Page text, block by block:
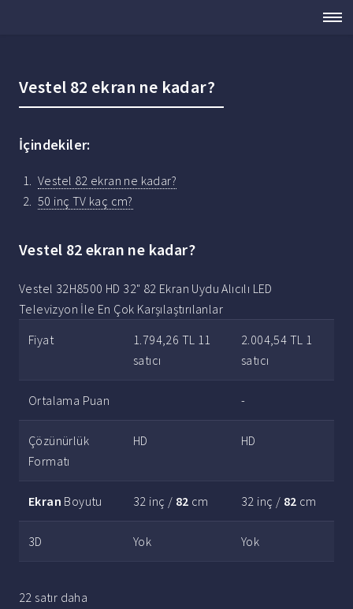
Vestel 82 ekran ne kadar?
İçindekiler:
Vestel 82 ekran ne kadar?
50 inç TV kaç cm?
Vestel 82 ekran ne kadar?
Vestel 32H8500 HD 32" 82 Ekran Uydu Alıcılı LED
Televizyon İle En Çok Karşılaştırılanlar
Fiyat
1.794,26 TL 11
satıcı
2.004,54 TL 1
satıcı
Ortalama Puan -
Çözünürlük
Formatı
HD HD
Ekran Boyutu 32 inç / 82 cm 32 inç / 82 cm
3D Yok Yok
22 satır daha